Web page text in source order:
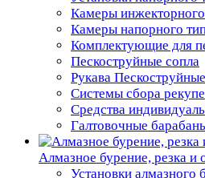
Камеры
Камеры напорного
Комплектующие для
Пескоструйные сопла
Рукава Пескоструйные
Системы сбора
Средства
Галтовочные
Алмазное бурение, резка и
Установки алмазного